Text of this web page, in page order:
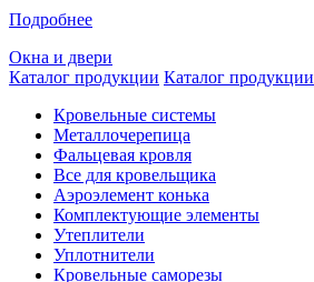
Подробнее
Окна и двери
Каталог продукции Каталог продукции
Кровельные системы
Металлочерепица
Фальцевая кровля
Все для кровельщика
Аэроэлемент конька
Комплектующие элементы
Утеплители
Уплотнители
Кровельные саморезы